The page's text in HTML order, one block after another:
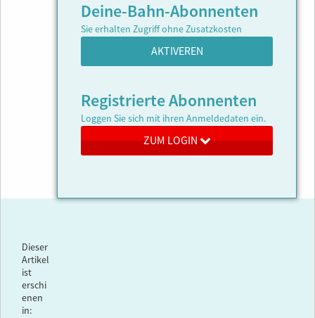
Deine-Bahn-Abonnenten
Sie erhalten Zugriff ohne Zusatzkosten
AKTIVEREN
Registrierte Abonnenten
Loggen Sie sich mit ihren Anmeldedaten ein.
ZUM LOGIN
Dieser
Artikel
ist
erschi
enen
in: